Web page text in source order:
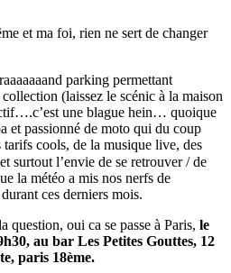
et ma foi, rien ne sert de changer
parking permettant
(laissez le scénic à la maison
une blague hein… quoique
et passionné de moto qui du coup
cools, de la musique live, des
surtout l’envie de se retrouver / de
la météo a mis nos nerfs de
ces derniers mois.
question, oui ca se passe à Paris, le
au bar Les Petites Gouttes, 12
paris 18ème.